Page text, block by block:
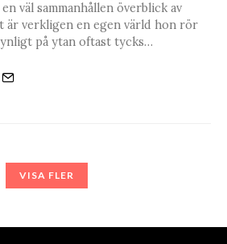
väl sammanhållen överblick av
är verkligen en egen värld hon rör
på ytan oftast tycks…
VISA FLER